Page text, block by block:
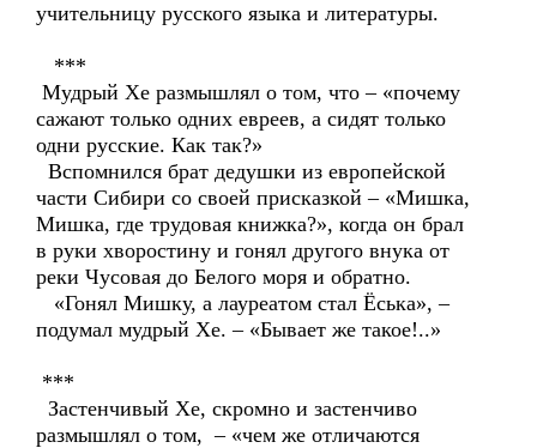
учительницу русского языка и литературы.
***
Мудрый Хе размышлял о том, что – «почему
сажают только одних евреев, а сидят только
одни русские. Как так?»
Вспомнился брат дедушки из европейской
части Сибири со своей присказкой – «Мишка,
Мишка, где трудовая книжка?», когда он брал
в руки хворостину и гонял другого внука от
реки Чусовая до Белого моря и обратно.
«Гонял Мишку, а лауреатом стал Ёська», –
подумал мудрый Хе. – «Бывает же такое!..»
***
Застенчивый Хе, скромно и застенчиво
размышлял о том, – «чем же отличаются